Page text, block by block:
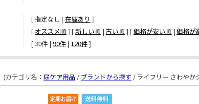
[ 指定なし | 在庫あり ]
[ オススメ順] [新しい順 | 古い順] [価格が安い順 | 価格が
[ 30件 | 90件 | 120件 ]
(カテゴリ名： 尿ケア用品 / ブランドから探す / ライフリー さわやか